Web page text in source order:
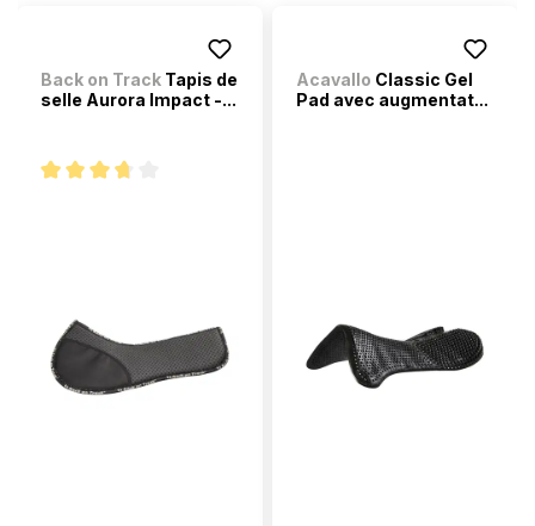
Back on Track Tapis de
selle Aurora Impact -...
Acavallo Classic Gel
Pad avec augmentat...